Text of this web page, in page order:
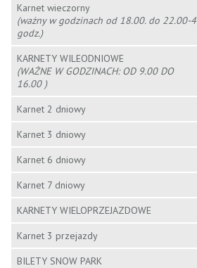
Karnet wieczorny
(ważny w godzinach od 18.00. do 22.00-4
godz.)
KARNETY WILEODNIOWE
(WAŻNE W GODZINACH: OD 9.00 DO
16.00 )
Karnet 2 dniowy
Karnet 3 dniowy
Karnet 6 dniowy
Karnet 7 dniowy
KARNETY WIELOPRZEJAZDOWE
Karnet 3 przejazdy
BILETY SNOW PARK